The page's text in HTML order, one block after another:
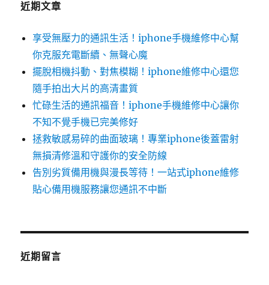
近期文章
享受無壓力的通訊生活！iphone手機維修中心幫
你克服充電斷續、無聲心魔
擺脫相機抖動、對焦模糊！iphone維修中心還您
隨手拍出大片的高清畫質
忙碌生活的通訊福音！iphone手機維修中心讓你
不知不覺手機已完美修好
拯救敏感易碎的曲面玻璃！專業iphone後蓋雷射
無損清修溫和守護你的安全防線
告別劣質備用機與漫長等待！一站式iphone維修
貼心備用機服務讓您通訊不中斷
近期留言